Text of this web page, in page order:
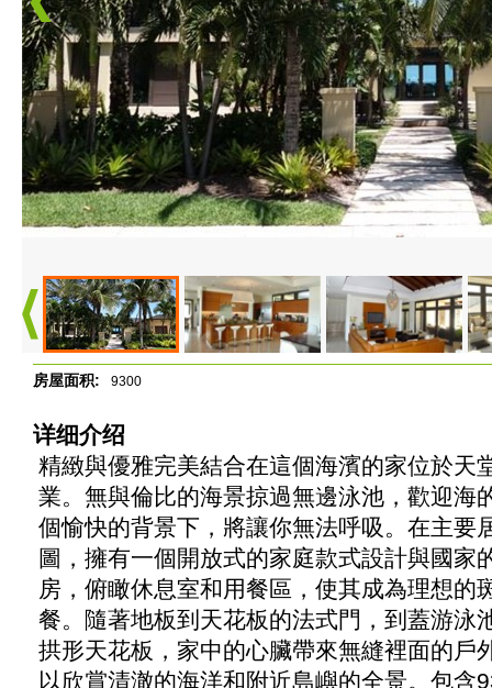
房屋面积: 9300
详细介绍
精緻與優雅完美結合在這個海濱的家位於天
業。無與倫比的海景掠過無邊泳池，歡迎海
個愉快的背景下，將讓你無法呼吸。在主要
圖，擁有一個開放式的家庭款式設計與國家
房，俯瞰休息室和用餐區，使其成為理想的
餐。隨著地板到天花板的法式門，到蓋游泳
拱形天花板，家中的心臟帶來無縫裡面的戶
以欣賞清澈的海洋和附近島嶼的全景。包含